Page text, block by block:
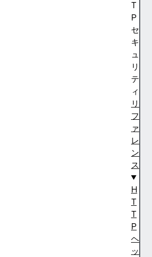
T
P
セ
キ
ュ
リ
テ
ィ
リ
フ
ァ
レ
ン
ス
H
T
T
P
ヘ
ッ